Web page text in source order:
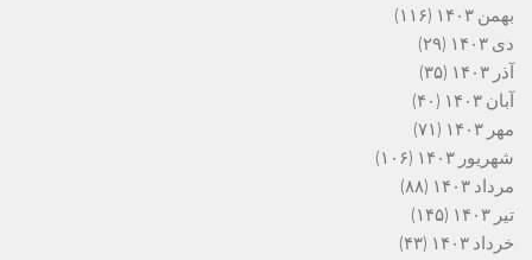
بهمن ۱۴۰۳
(۱۱۶)
دی ۱۴۰۳
(۲۹)
آذر ۱۴۰۳
(۳۵)
آبان ۱۴۰۳
(۴۰)
مهر ۱۴۰۳
(۷۱)
شهریور ۱۴۰۳
(۱۰۶)
مرداد ۱۴۰۳
(۸۸)
تیر ۱۴۰۳
(۱۴۵)
خرداد ۱۴۰۳
(۴۳)